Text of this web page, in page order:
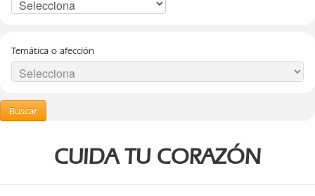
Temática o afección
Buscar
CUIDA TU CORAZÓN